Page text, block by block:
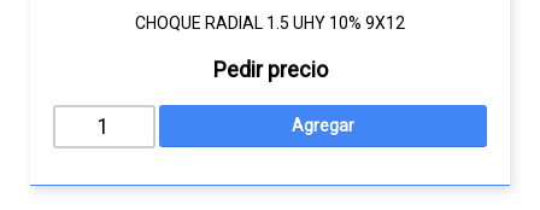
CHOQUE RADIAL 1.5 UHY 10% 9X12
Pedir precio